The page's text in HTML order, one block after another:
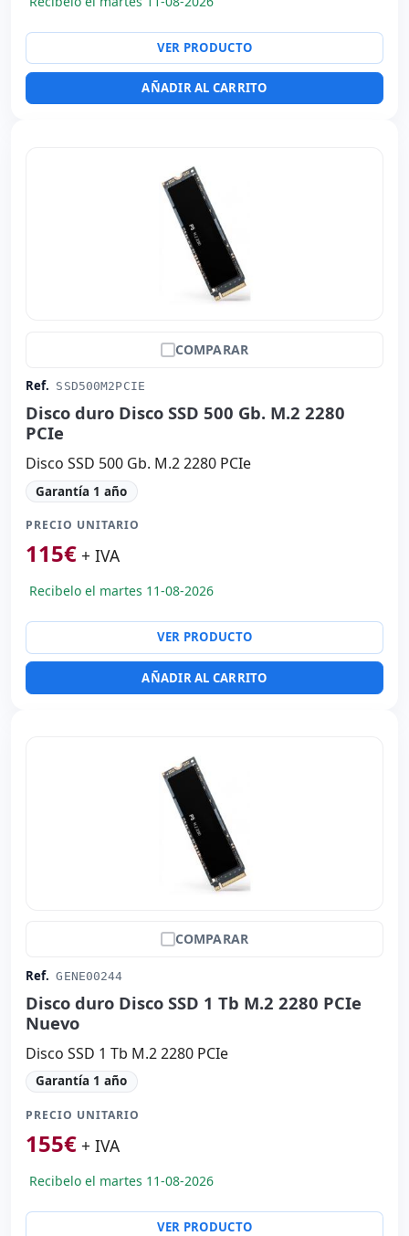
VER PRODUCTO
AÑADIR AL CARRITO
COMPARAR
Ref. SSD500M2PCIE
Disco duro Disco SSD 500 Gb. M.2 2280
PCIe
Disco SSD 500 Gb. M.2 2280 PCIe
Garantía 1 año
PRECIO UNITARIO
115€ + IVA
Recibelo el martes 11-08-2026
VER PRODUCTO
AÑADIR AL CARRITO
COMPARAR
Ref. GENE00244
Disco duro Disco SSD 1 Tb M.2 2280 PCIe
Nuevo
Disco SSD 1 Tb M.2 2280 PCIe
Garantía 1 año
PRECIO UNITARIO
155€ + IVA
Recibelo el martes 11-08-2026
VER PRODUCTO